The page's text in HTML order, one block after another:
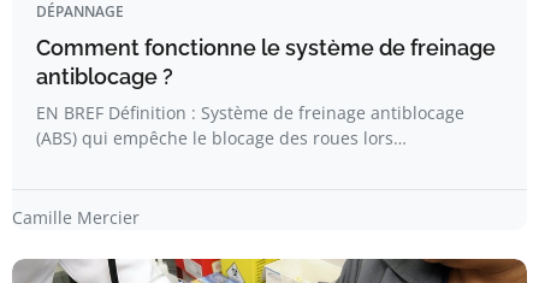
DÉPANNAGE
Comment fonctionne le système de freinage
antiblocage ?
EN BREF Définition : Système de freinage antiblocage
(ABS) qui empêche le blocage des roues lors…
Camille Mercier